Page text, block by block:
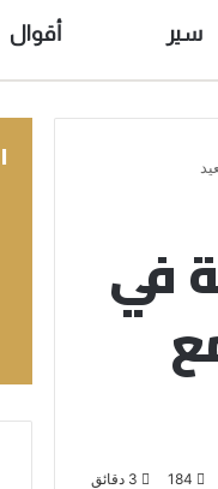
سير أقوال
في
184